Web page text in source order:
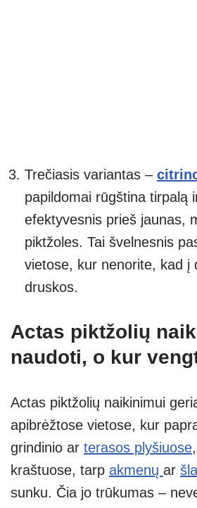
Trečiasis variantas –
papildomai rūgština tirpalą
efektyvesnis prieš jaunas,
piktžoles. Tai švelnesnis
vietose, kur nenorite, kad į
druskos.
Actas piktžolių
naudoti, o kur
Actas piktžolių naikinimui
apibrėžtose vietose, kur
grindinio ar terasos plyšiuose,
kraštuose, tarp akmenų ar
sunku. Čia jo trūkumas –